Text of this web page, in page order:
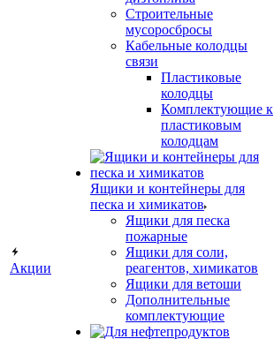
Акции
Строительные
мусоросбросы
Кабельные колодцы
связи
Пластиковые
колодцы
Комплектующие к
пластиковым
колодцам
Ящики и контейнеры для
песка и химикатов
Ящики для песка
пожарные
Ящики для соли,
реагентов, химикатов
Ящики для ветоши
Дополнительные
комплектующие